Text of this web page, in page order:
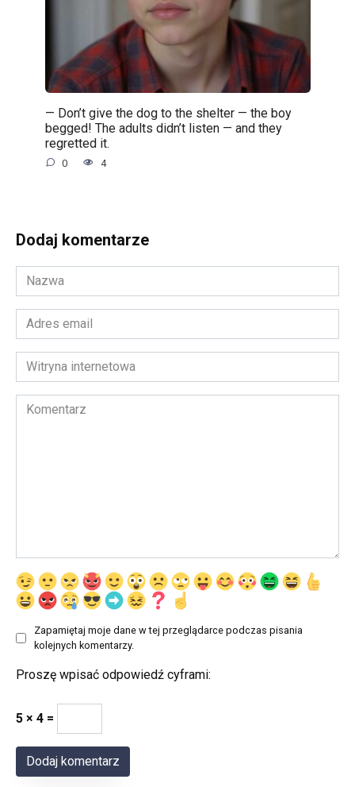
— Don’t give the dog to the shelter — the boy
begged! The adults didn’t listen — and they
regretted it.
0 4
Dodaj komentarze
Nazwa
*
Adres
email
*Witryna
internetowa
Komentarz
Zapamiętaj moje dane w tej przeglądarce podczas pisania
kolejnych komentarzy.
Proszę wpisać odpowiedź cyframi:
5 × 4 =